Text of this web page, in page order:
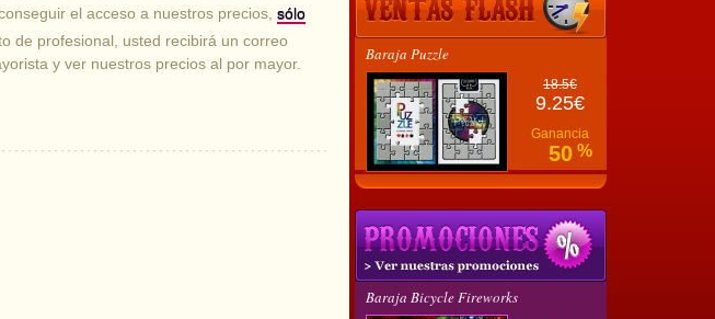
el acceso a nuestros precios, sólo
de profesional, usted recibirá un correo
y ver nuestros precios al por mayor.
Baraja Puzzle
18.5€
9.25€
Ganancia
50 %
Baraja Bicycle Fireworks